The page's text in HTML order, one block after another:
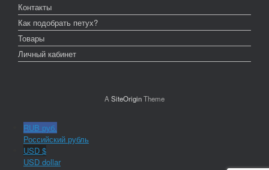
Контакты
Как подобрать петух?
Товары
Личный кабинет
A SiteOriginTheme
RUB руб.
Российский рубль
USD $
USD dollar